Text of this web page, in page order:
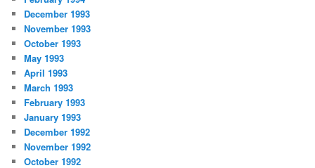
December 1993
November 1993
October 1993
May 1993
April 1993
March 1993
February 1993
January 1993
December 1992
November 1992
October 1992